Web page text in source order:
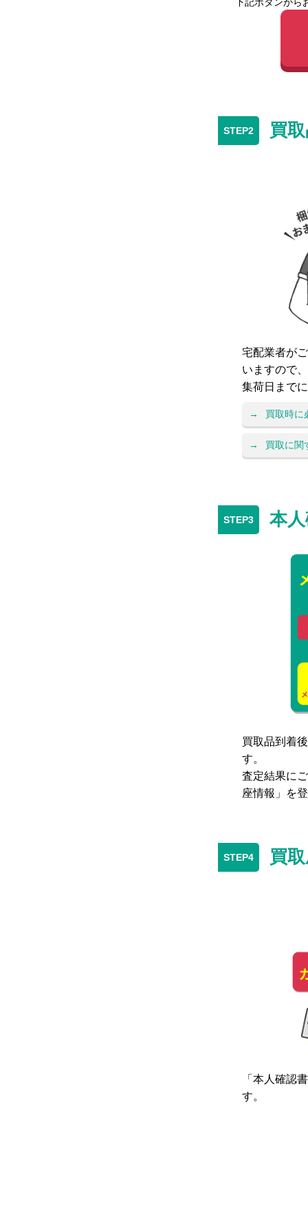
買
宅配業者が
いますので
集荷日まで
買取時に
買取に関
本
買取品到着
す。
査定結果に
座情報」を
買
「本人確認
す。